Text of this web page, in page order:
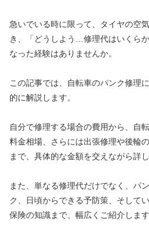
急いでいる時に限って、タイヤの空
き、「どうしよう…修理代はいくら
なった経験はありませんか。
この記事では、自転車のパンク修理
的に解説します。
自分で修理する場合の費用から、自
料金相場、さらには出張修理や後輪
まで、具体的な金額を交えながら詳
また、単なる修理代だけでなく、パ
ク、日頃からできる予防策、そして
保険の知識まで、幅広くご紹介します